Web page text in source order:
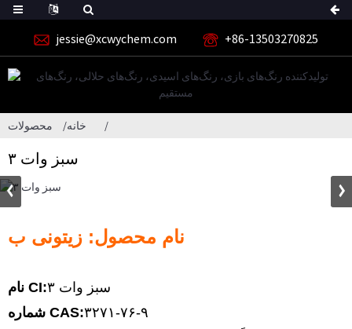
jessie@xcwychem.com ‎+86-13503270825‎
خانه محصولات
سبز وات ۳
نام محصول: زیتونی ب
نام CI:
سبز وات ۳
شماره CAS:۳۲۷۱-۷۶-۹